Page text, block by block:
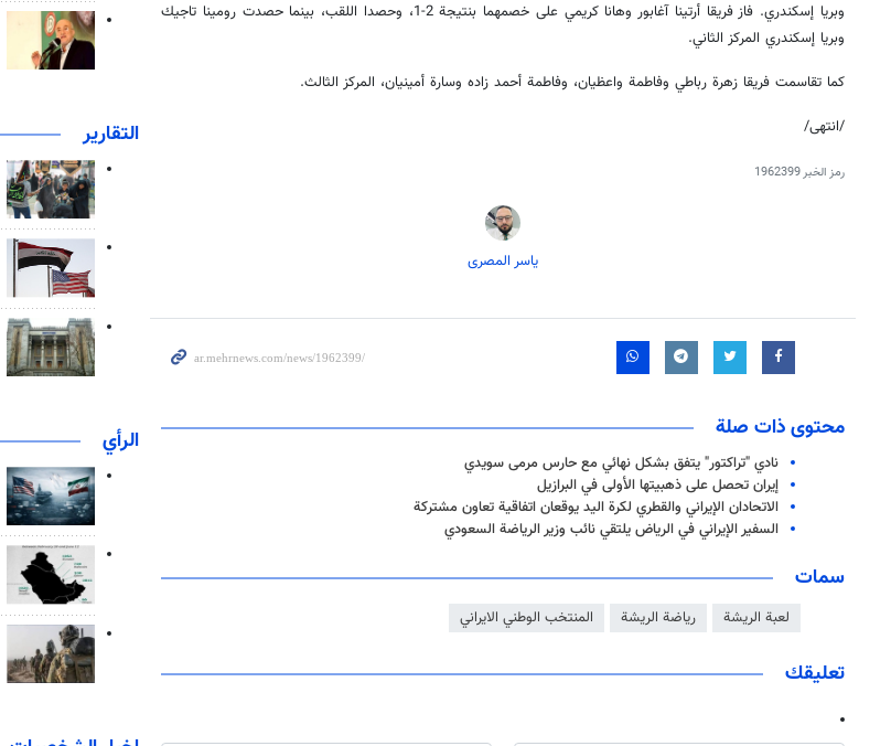
وبريا إسكندري. فاز فريقا أرتينا آغابور وهانا كريمي على خصمهما بنتيجة 2-1، وحصدا اللقب، بينما حصدت رومينا تاجيك
وبريا إسكندري المركز الثاني.
كما تقاسمت فريقا زهرة رباطي وفاطمة واعظيان، وفاطمة أحمد زاده وسارة أمينيان، المركز الثالث.
/انتهى/
رمز الخبر1962399
یاسر المصری
محتوى ذات صلة
نادي "تراكتور" يتفق بشكل نهائي مع حارس مرمى سويدي
إيران تحصل على ذهبيتها الأولى في البرازيل
الاتحادان الإيراني والقطري لكرة اليد يوقعان اتفاقية تعاون مشتركة
السفير الإيراني في الرياض يلتقي نائب وزير الرياضة السعودي
سمات
لعبة الريشة رياضة الريشة المنتخب الوطني الايراني
تعليقك
التقارير
الرأي